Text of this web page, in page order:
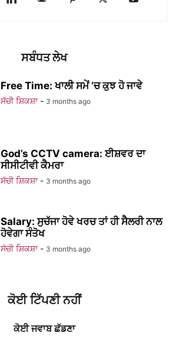
ਸਬੰਧਤ ਲੇਖ
Free Time: ਖਾਲੀ ਸਮੇਂ ’ਚ ਕੁਝ ਹੋ ਜਾਵੇ
ਸੱਚੀ ਸ਼ਿਕਸ਼ਾ - 3 months ago
God’s CCTV camera: ਈਸ਼ਵਰ ਦਾ
ਸੀਸੀਟੀਵੀ ਕੈਮਰਾ
ਸੱਚੀ ਸ਼ਿਕਸ਼ਾ - 3 months ago
Salary: ਸੁਚੱਜਾ ਹੋਵੇ ਖਰਚ ਤਾਂ ਹੀ ਸੈਲਰੀ ਨਾਲ
ਹੋਵੇਗਾ ਸੰਤੋਖ
ਸੱਚੀ ਸ਼ਿਕਸ਼ਾ - 3 months ago
ਕੋਈ ਟਿੱਪਣੀ ਨਹੀਂ
ਕੋਈ ਜਵਾਬ ਛੱਡਣਾ